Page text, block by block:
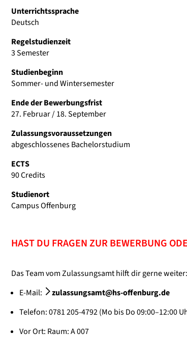
Unterrichtssprache
Deutsch
Regelstudienzeit
3 Semester
Studienbeginn
Sommer- und Wintersemester
Ende der Bewerbungsfrist
27. Februar / 18. September
Zulassungsvoraussetzungen
abgeschlossenes Bachelorstudium
ECTS
90 Credits
Studienort
Campus Offenburg
HAST DU FRAGEN ZUR BEWERBUNG
Das Team vom Zulassungsamt hilft dir gerne weiter:
E-Mail:
zulassungsamt@hs-offenburg.de
Telefon: 0781 205-4792 (Mo bis Do 09:00–12:00
Vor Ort: Raum: A 007